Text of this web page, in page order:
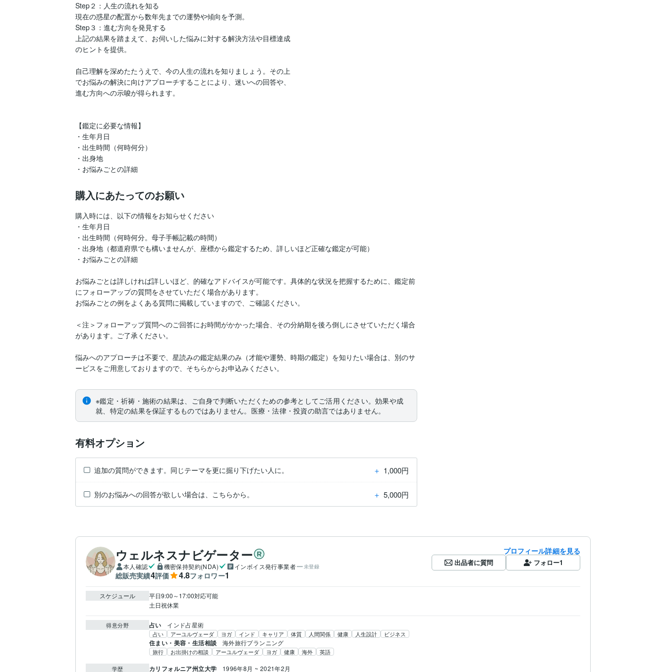
Step２：人生の流れを知る
現在の惑星の配置から数年先までの運勢や傾向を予測。
Step３：進む方向を発見する
上記の結果を踏まえて、お伺いした悩みに対する解決方法や目標達成
のヒントを提供。
自己理解を深めたたうえで、今の人生の流れを知りましょう。その上
でお悩みの解決に向けアプローチすることにより、迷いへの回答や、
進む方向への示唆が得られます。
【鑑定に必要な情報】
・生年月日
・出生時間（何時何分）
・出身地
・お悩みごとの詳細
購入にあたってのお願い
購入時には、以下の情報をお知らせください
・生年月日
・出生時間（何時何分。母子手帳記載の時間）
・出身地（都道府県でも構いませんが、座標から鑑定するため、詳しいほど正確な鑑定が可能）
・お悩みごとの詳細
お悩みごとは詳しければ詳しいほど、的確なアドバイスが可能です。具体的な状況を把握するために、鑑定前
にフォローアップの質問をさせていただく場合があります。
お悩みごとの例をよくある質問に掲載していますので、ご確認ください。
＜注＞フォローアップ質問へのご回答にお時間がかかった場合、その分納期を後ろ倒しにさせていただく場合
があります。ご了承ください。
悩みへのアプローチは不要で、星読みの鑑定結果のみ（才能や運勢、時期の鑑定）を知りたい場合は、別のサ
ービスをご用意しておりますので、そちらからお申込みください。
※鑑定・祈祷・施術の結果は、ご自身で判断いただくための参考としてご活用ください。効果や成
就、特定の結果を保証するものではありません。医療・法律・投資の助言ではありません。
有料オプション
追加の質問ができます。同じテーマを更に掘り下げたい人に。 ＋ 1,000円
別のお悩みへの回答が欲しい場合は、こちらから。 ＋ 5,000円
ウェルネスナビゲーター
本人確認 機密保持契約(NDA) インボイス発行事業者 未登録
総販売実績4評価 4.8フォロワー1
プロフィール詳細を見る
出品者に質問 フォロー1
スケジュール
平日9:00～17:00対応可能
土日祝休業
得意分野 占い インド占星術
占い アーユルヴェーダ ヨガ インド キャリア 体質 人間関係 健康 人生設計 ビジネス
住まい・美容・生活相談 海外旅行プランニング
旅行 お出掛けの相談 アーユルヴェーダ ヨガ 健康 海外 英語
学歴 カリフォルニア州立大学 1996年8月 ~ 2021年2月